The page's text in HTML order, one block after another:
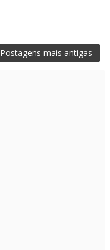
Postagens mais antigas